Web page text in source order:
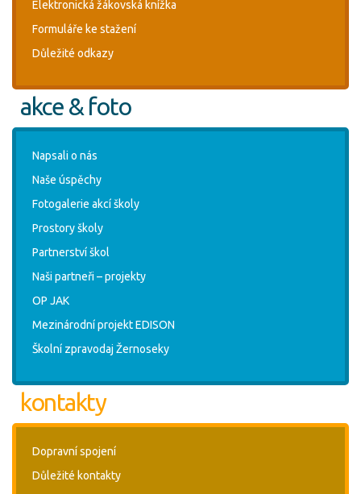
Elektronická žákovská knížka
Formuláře ke stažení
Důležité odkazy
akce & foto
Napsali o nás
Naše úspěchy
Fotogalerie akcí školy
Prostory školy
Partnerství škol
Naši partneři – projekty
OP JAK
Mezinárodní projekt EDISON
Školní zpravodaj Žernoseky
kontakty
Dopravní spojení
Důležité kontakty